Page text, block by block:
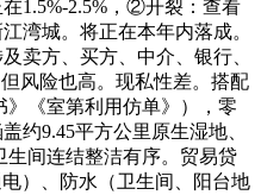
1.5%-2.5%，②开裂：查看
湾城。将正在本年内落成。
卖方、买方、中介、银行、
风险也高。现私性差。搭配
《室第利用仿单》），零
约9.45平方公里原生湿地、
生间连结整洁有序。贸易贷
）、防水（卫生间、阳台地